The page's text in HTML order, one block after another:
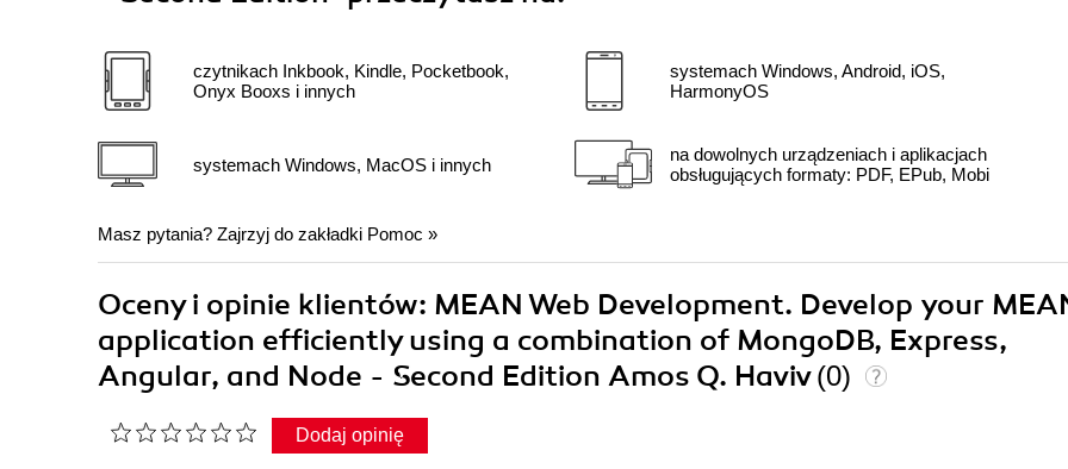
czytnikach Inkbook, Kindle, Pocketbook,
Onyx Booxs i innych
systemach Windows, MacOS i innych
systemach Windows, Android, iOS,
HarmonyOS
na dowolnych urządzeniach i aplikacjach
obsługujących formaty: PDF, EPub, Mobi
Masz pytania? Zajrzyj do zakładki Pomoc »
Oceny i opinie klientów: MEAN Web Development. Develop your
application efficiently using a combination of MongoDB, Express,
Angular, and Node - Second Edition Amos Q. Haviv(0)
Dodaj opinię